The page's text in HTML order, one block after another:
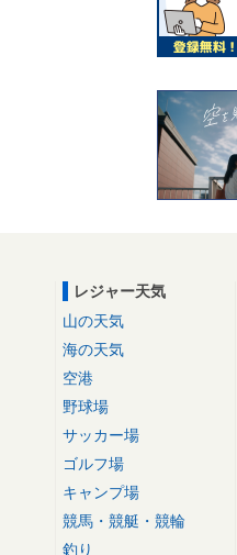
レジャー天気
山の天気
海の天気
空港
野球場
サッカー場
ゴルフ場
キャンプ場
競馬・競艇・競輪
釣り